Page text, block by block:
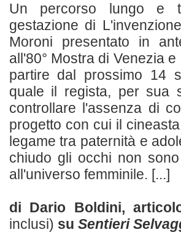
Un percorso lungo e
gestazione di
Moroni presentato in
all'80° Mostra di Venezia
partire dal prossimo 14
quale il regista, per sua
controllare l'assenza di
progetto con cui il
legame tra paternità e
chiudo gli occhi non
all'universo femminile. [...]
di Dario Boldini,
inclusi) su Sentieri